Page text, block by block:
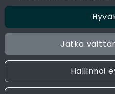
Jatka
Hallinnoi
© 2024 Joen Tukkutiimi. All
Oy